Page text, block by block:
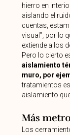
hierro en
aislando el
cuentas,
visual”, por lo
extiende a los
Pero lo cierto
aislamiento
muro, por
tratamientos
aislamiento
Más
Los